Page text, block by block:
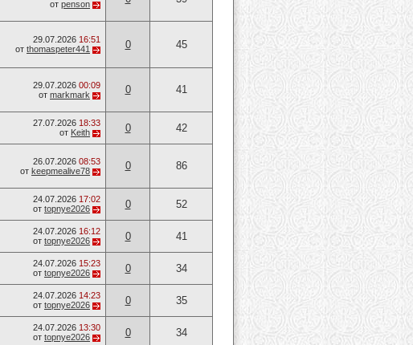
от penson
29.07.2026 16:51
от thomaspeter441 0 45
29.07.2026 00:09
от markmark 0 41
27.07.2026 18:33
от Keith 0 42
26.07.2026 08:53
от keepmealive78 0 86
24.07.2026 17:02
от topnye2026 0 52
24.07.2026 16:12
от topnye2026 0 41
24.07.2026 15:23
от topnye2026 0 34
24.07.2026 14:23
от topnye2026 0 35
24.07.2026 13:30
от topnye2026 0 34